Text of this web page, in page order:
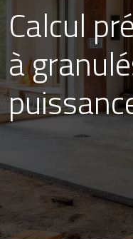
Calcul
à